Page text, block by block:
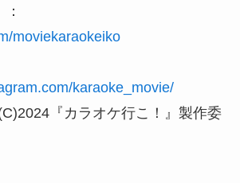
moviekaraokeiko
karaoke_movie/
『カラオケ行こ！』製作委